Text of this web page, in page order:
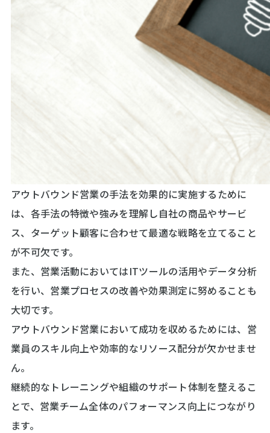
アウトバウンド営業の手法を効果的に実施するために
は、各手法の特徴や強みを理解し自社の商品やサービ
ス、ターゲット顧客に合わせて最適な戦略を立てること
が不可欠です。
また、営業活動においてはITツールの活用やデータ分析
を行い、営業プロセスの改善や効果測定に努めることも
大切です。
アウトバウンド営業において成功を収めるためには、営
業員のスキル向上や効率的なリソース配分が欠かせませ
ん。
継続的なトレーニングや組織のサポート体制を整えるこ
とで、営業チーム全体のパフォーマンス向上につながり
ます。